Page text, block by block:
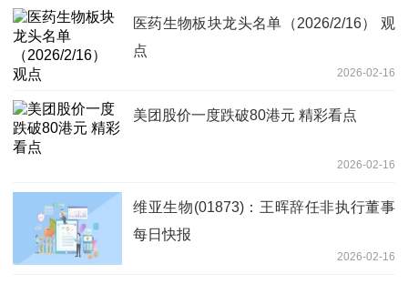
医药生物板块龙头名单（2026/2/16） 观
点
2026-02-16
美团股价一度跌破80港元 精彩看点
2026-02-16
维亚生物(01873)：王晖辞任非执行董事
每日快报
2026-02-16